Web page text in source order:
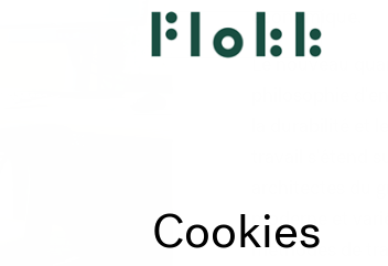
Cookies
économique.
Le nouveau
philosophie
la durabilité et
travail s'étend
architectes du
moderne et
méthodes de